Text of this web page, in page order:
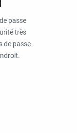
passe
très
de passe